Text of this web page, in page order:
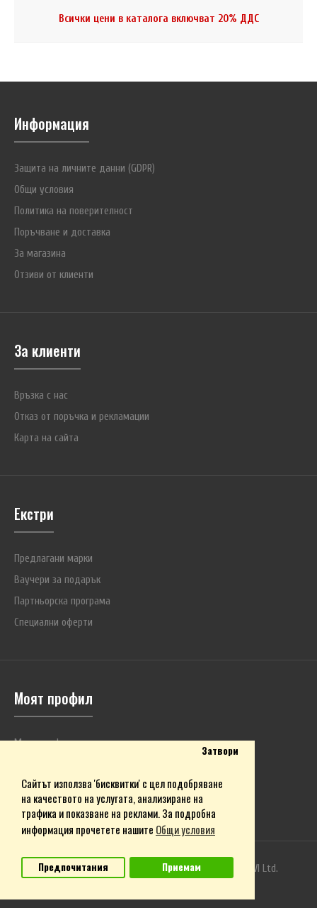
Сайтът използва 'бисквитки' с цел подобряване
на качеството на услугата, анализиране на
трафика и показване на реклами. За подробна
информация прочетете нашите Общи условия
Затвори
Предпочитания Приемам
Всички цени в каталога включват 20% ДДС
Информация
Защита на личните данни (GDPR)
Общи условия
Политика на поверителност
Поръчване и доставка
За магазина
Отзиви от клиенти
За клиенти
Връзка с нас
Отказ от поръчка и рекламации
Карта на сайта
Екстри
Предлагани марки
Ваучери за подарък
Партньорска програма
Специални оферти
Моят профил
Моят профил
Любими продукти
Бюлетин
Магазин DC Power ©2009-2026. Собственост на
BVI Ltd.